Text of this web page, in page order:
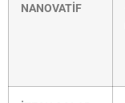
NANOVATİF